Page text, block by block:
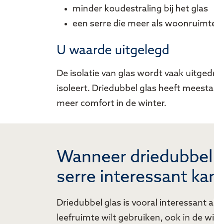
minder koudestraling bij het glas
een serre die meer als
U waarde uitgelegd
De isolatie van glas wordt vaak
isoleert. Driedubbel glas heeft
meer comfort in de winter.
Wanneer
serre interessant
Driedubbel glas is vooral interessant
leefruimte wilt gebruiken, ook in de